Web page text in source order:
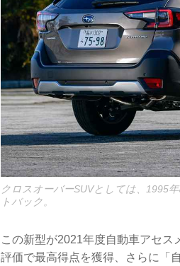
クロスオーバーSUVとしては、1995
トバック。
この新型が2021年度自動車アセ
評価で最高得点を獲得、さらに「